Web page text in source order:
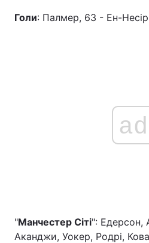
Голи: Палмер, 63 - Ен-
ad
"Манчестер Сіті": Едерсон,
Аканджи, Уокер, Родрі,